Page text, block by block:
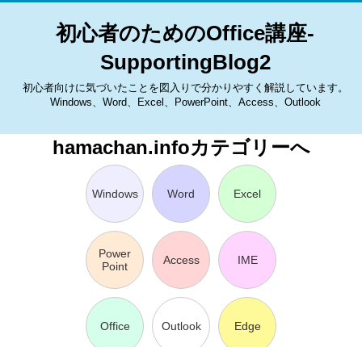
初心者のためのOffice講座-
SupportingBlog2
初心者向けに気づいたことを図入りで分かりやすく解説しています。
Windows、Word、Excel、PowerPoint、Access、Outlook
hamachan.infoカテゴリーへ
Windows Word Excel
Power
Point
Access IME
Office Outlook Edge